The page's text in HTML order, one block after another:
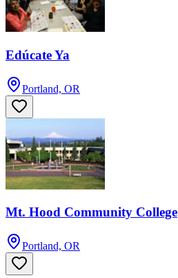
Edúcate Ya
Portland, OR
Mt. Hood Community College
Portland, OR